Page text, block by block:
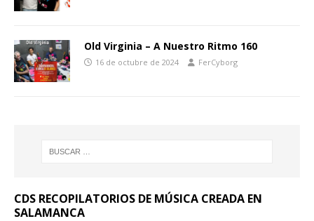
Old Virginia – A Nuestro Ritmo 160
16 de octubre de 2024 FerCyborg
CDS RECOPILATORIOS DE MÚSICA CREADA EN
SALAMANCA